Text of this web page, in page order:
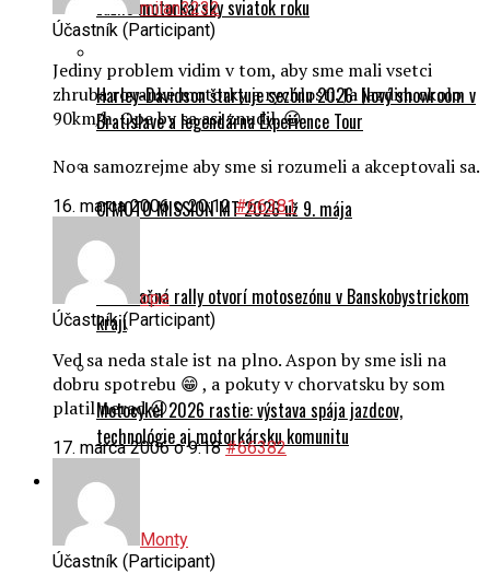
zažilo motorkársky sviatok roku
Harley-Davidson štartuje sezónu 2026: Nový showroom v
Bratislave a legendárna Experience Tour
CFMOTO MISSION MT 2026 už 9. mája
Orientačná rally otvorí motosezónu v Banskobystrickom
kraji
Motocykel 2026 rastie: výstava spája jazdcov,
technológie aj motorkársku komunitu
O nás
milan3232
Účastník (Participant)
Jediny problem vidim v tom, aby sme mali vsetci
zhruba rovanke motorky a rychlosti. Ja jazdim okolo
90km/h. Ope by sa asi znudil. 😀
No a samozrejme aby sme si rozumeli a akceptovali sa.
16. marca 2006 o 20:12 #66381
ope
Účastník (Participant)
Ved sa neda stale ist na plno. Aspon by sme isli na
dobru spotrebu 😁 , a pokuty v chorvatsku by som
platil nerad 😕
17. marca 2006 o 9:18 #66382
Monty
Účastník (Participant)